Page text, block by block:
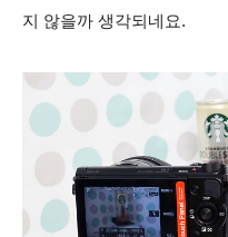
지 않을까 생각되네요.